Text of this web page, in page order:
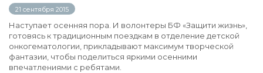
21 сентября 2015
Наступает осенняя пора. И волонтеры БФ «Защити жизнь»,
готовясь к традиционным поездкам в отделение детской
онкогематологии, прикладывают максимум творческой
фантазии, чтобы поделиться яркими осенними
впечатлениями с ребятами.